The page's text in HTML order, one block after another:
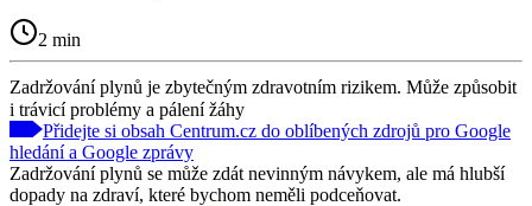
2 min
Zadržování plynů je zbytečným zdravotním rizikem. Může způsobit
i trávicí problémy a pálení žáhy
Přidejte si obsah Centrum.cz do oblíbených zdrojů pro Google
hledání a Google zprávy
Zadržování plynů se může zdát nevinným návykem, ale má hlubší
dopady na zdraví, které bychom neměli podceňovat.